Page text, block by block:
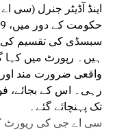
ڈی ایس ایس ایس بی
ایس کے 92
نامہ بھی جاری
اینڈ آڈیٹر جنرل
سبسڈی کی تقسیم کی
ہیں۔ رپورٹ میں
واقعی ضرورت مند
رہی۔ اس کے بجائے،
تک پہنچائے گئے۔